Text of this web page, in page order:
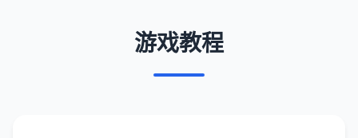
游戏教程